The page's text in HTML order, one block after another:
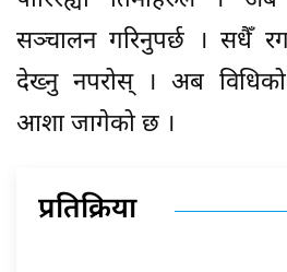
सञ्चालन गरिनुपर्छ । सधैँ
देख्नु नपरोस् । अब
आशा जागेको छ ।
प्रतिक्रिया